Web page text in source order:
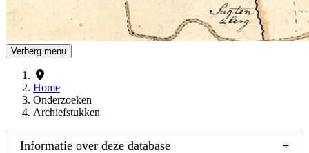
Verberg menu
Home
Onderzoeken
Archiefstukken
Informatie over deze database